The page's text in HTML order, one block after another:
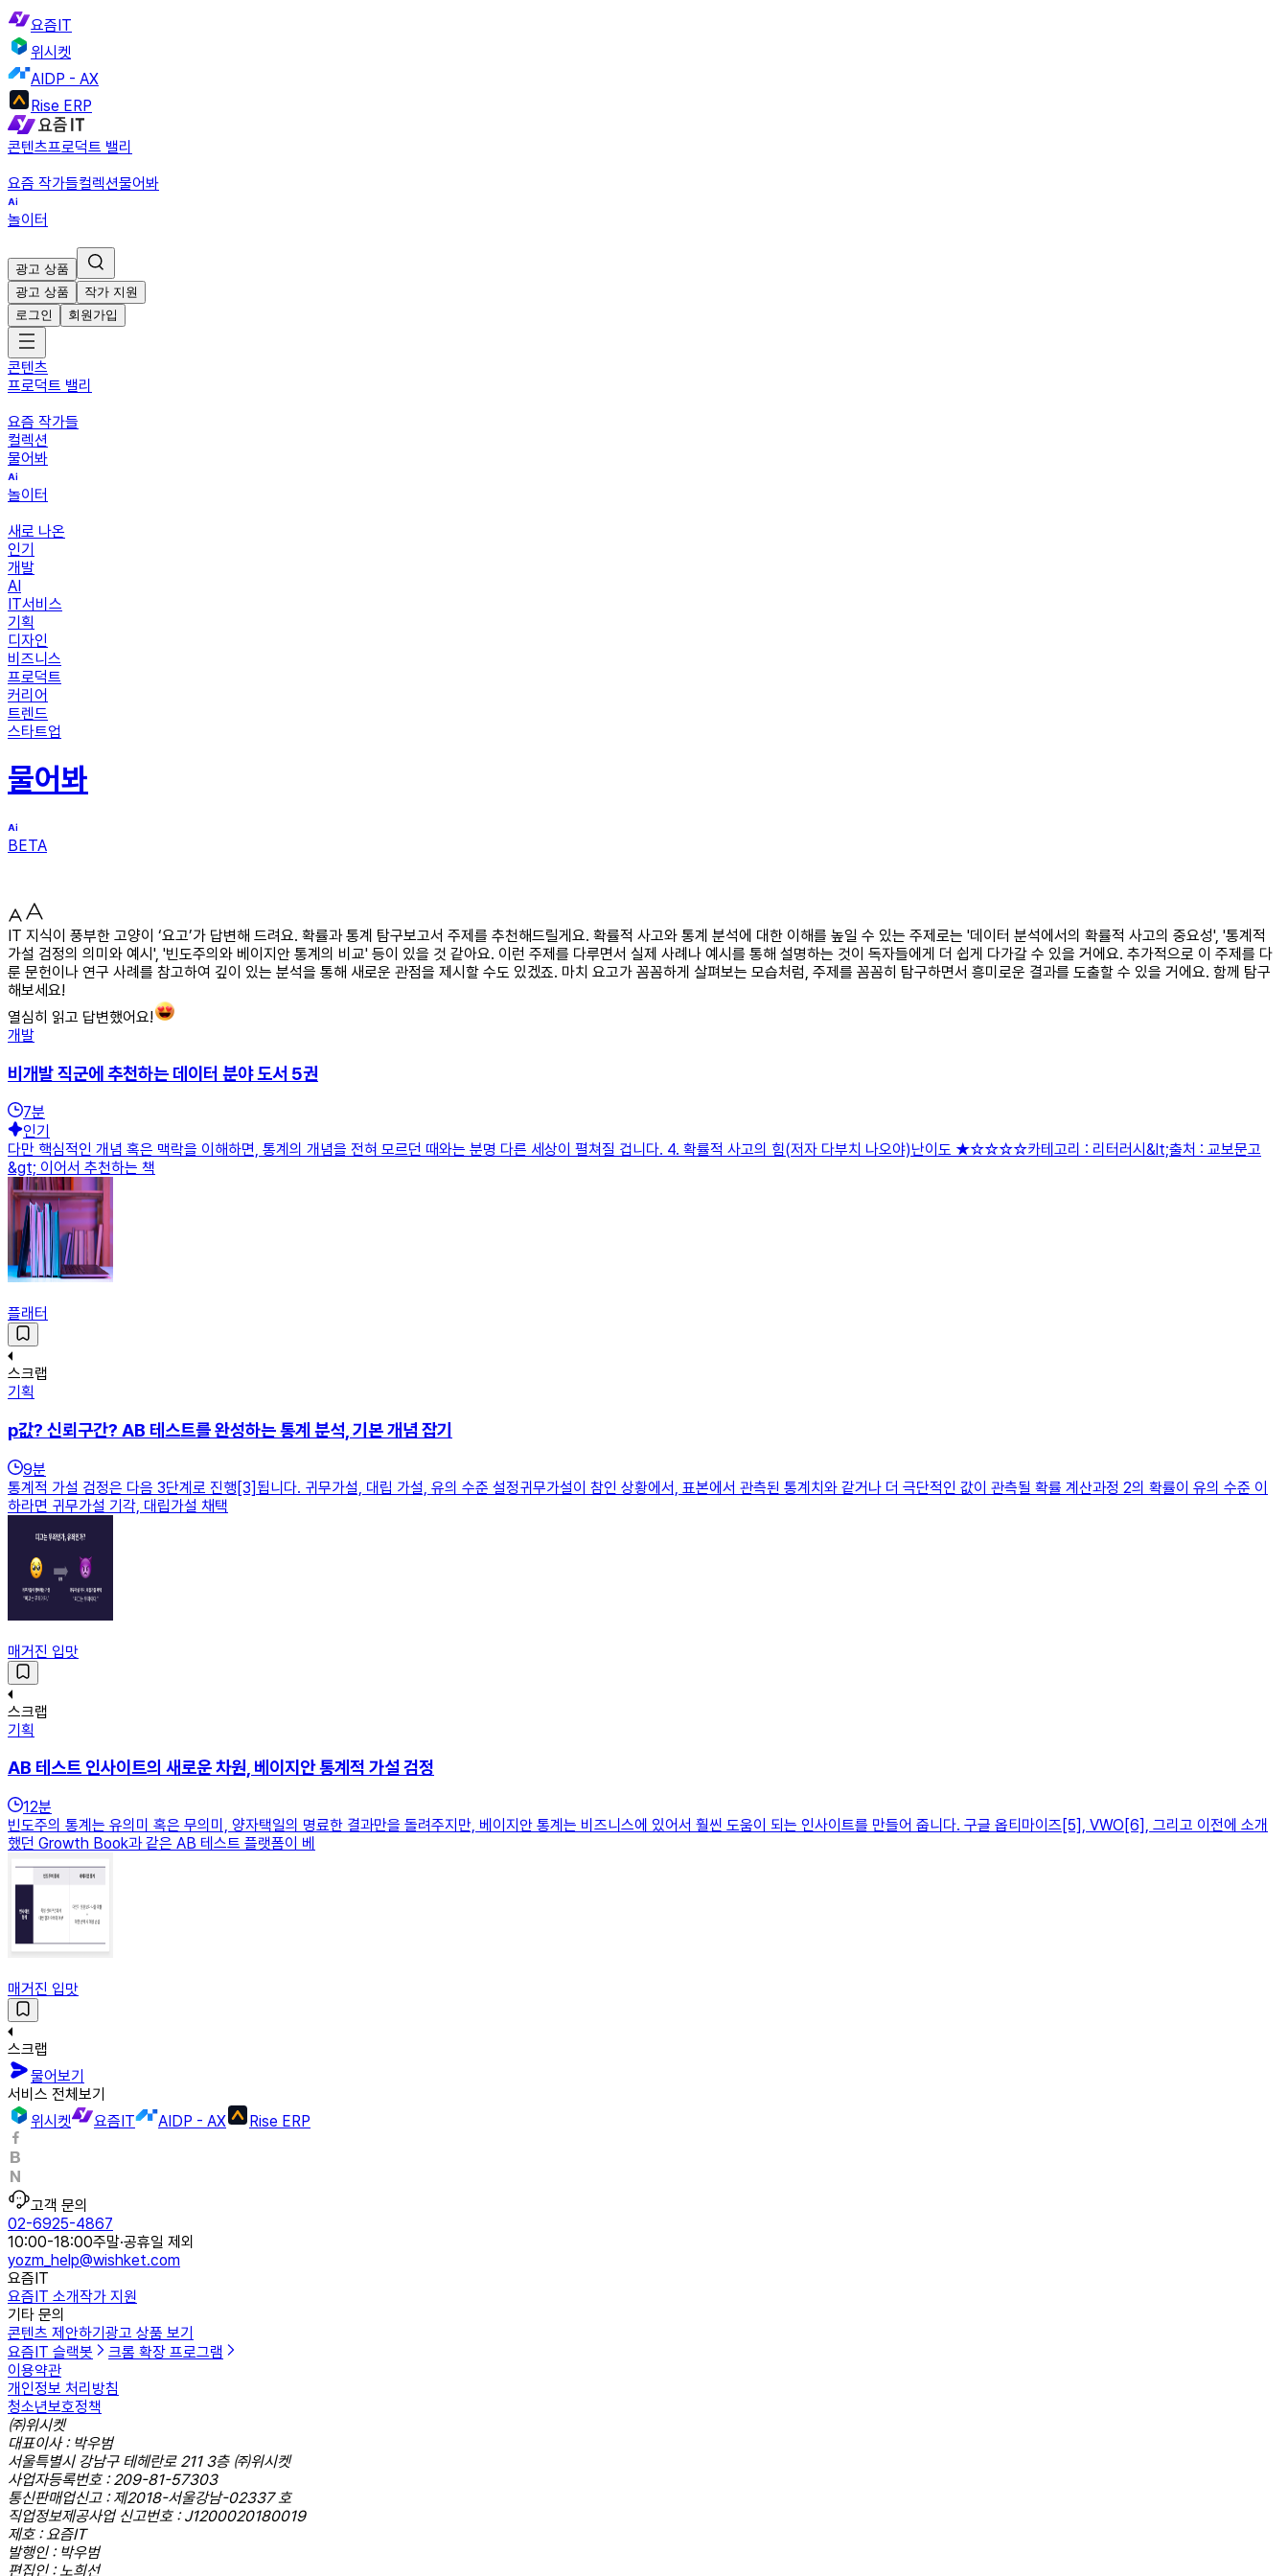
요즘IT
위시켓
AIDP - AX
Rise ERP
콘텐츠프로덕트 밸리
요즘 작가들컬렉션물어봐
놀이터
광고 상품
광고 상품
작가 지원
로그인
회원가입
콘텐츠
프로덕트 밸리
요즘 작가들
컬렉션
물어봐
놀이터
새로 나온
인기
개발
AI
IT서비스
기획
디자인
비즈니스
프로덕트
커리어
트렌드
스타트업
물어봐
BETA
IT 지식이 풍부한 고양이 ‘요고’가 답변해 드려요. 확률과 통계 탐구보고서 주제를 추천해드릴게요. 확률적 사고와 통계 분석에 대한 이해를 높일 수 있는 주제로는 '데이터 분석에서의 확률적 사고의 중요성', '통계적
가설 검정의 의미와 예시', '빈도주의와 베이지안 통계의 비교' 등이 있을 것 같아요. 이런 주제를 다루면서 실제 사례나 예시를 통해 설명하는 것이 독자들에게 더 쉽게 다가갈 수 있을 거에요. 추가적으로 이 주제를 다
룬 문헌이나 연구 사례를 참고하여 깊이 있는 분석을 통해 새로운 관점을 제시할 수도 있겠죠. 마치 요고가 꼼꼼하게 살펴보는 모습처럼, 주제를 꼼꼼히 탐구하면서 흥미로운 결과를 도출할 수 있을 거에요. 함께 탐구
해보세요!
열심히 읽고 답변했어요!
개발
비개발 직군에 추천하는 데이터 분야 도서 5권
7분
인기
다만 핵심적인 개념 혹은 맥락을 이해하면, 통계의 개념을 전혀 모르던 때와는 분명 다른 세상이 펼쳐질 겁니다. 4. 확률적 사고의 힘(저자 다부치 나오야)난이도 ★☆☆☆☆카테고리 : 리터러시&lt;출처 : 교보문고
&gt; 이어서 추천하는 책
플래터
스크랩
기획
p값? 신뢰구간? AB 테스트를 완성하는 통계 분석, 기본 개념 잡기
9분
통계적 가설 검정은 다음 3단계로 진행[3]됩니다. 귀무가설, 대립 가설, 유의 수준 설정귀무가설이 참인 상황에서, 표본에서 관측된 통계치와 같거나 더 극단적인 값이 관측될 확률 계산과정 2의 확률이 유의 수준 이
하라면 귀무가설 기각, 대립가설 채택
매거진 입맛
스크랩
기획
AB 테스트 인사이트의 새로운 차원, 베이지안 통계적 가설 검정
12분
빈도주의 통계는 유의미 혹은 무의미, 양자택일의 명료한 결과만을 돌려주지만, 베이지안 통계는 비즈니스에 있어서 훨씬 도움이 되는 인사이트를 만들어 줍니다. 구글 옵티마이즈[5], VWO[6], 그리고 이전에 소개
했던 Growth Book과 같은 AB 테스트 플랫폼이 베
매거진 입맛
스크랩
물어보기
서비스 전체보기
위시켓
요즘IT AIDP - AX Rise ERP
고객 문의
02-6925-4867
10:00-18:00주말·공휴일 제외
yozm_help@wishket.com
요즘IT
요즘IT 소개작가 지원
기타 문의
콘텐츠 제안하기 광고 상품 보기
요즘IT 슬랙봇
크롬 확장 프로그램
이용약관
개인정보 처리방침
청소년보호정책
㈜위시켓
대표이사 : 박우범
서울특별시 강남구 테헤란로 211 3층 ㈜위시켓
사업자등록번호 : 209-81-57303
통신판매업신고 : 제2018-서울강남-02337 호
직업정보제공사업 신고번호 : J1200020180019
제호 : 요즘IT
발행인 : 박우범
편집인 : 노희선